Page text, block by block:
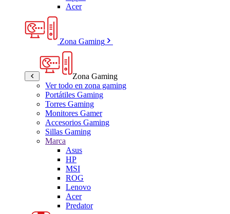
Acer
Zona Gaming
Zona Gaming
Ver todo en zona gaming
Portátiles Gaming
Torres Gaming
Monitores Gamer
Accesorios Gaming
Sillas Gaming
Marca
Asus
HP
MSI
ROG
Lenovo
Acer
Predator